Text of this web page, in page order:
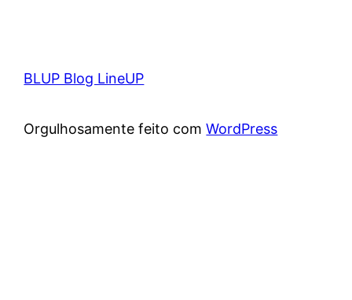
BLUP Blog LineUP
Orgulhosamente feito comWordPress